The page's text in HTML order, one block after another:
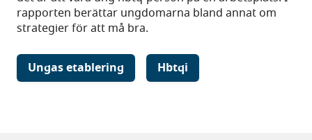
rapporten berättar ungdomarna bland annat om
strategier för att må bra.
Ungas etablering Hbtqi